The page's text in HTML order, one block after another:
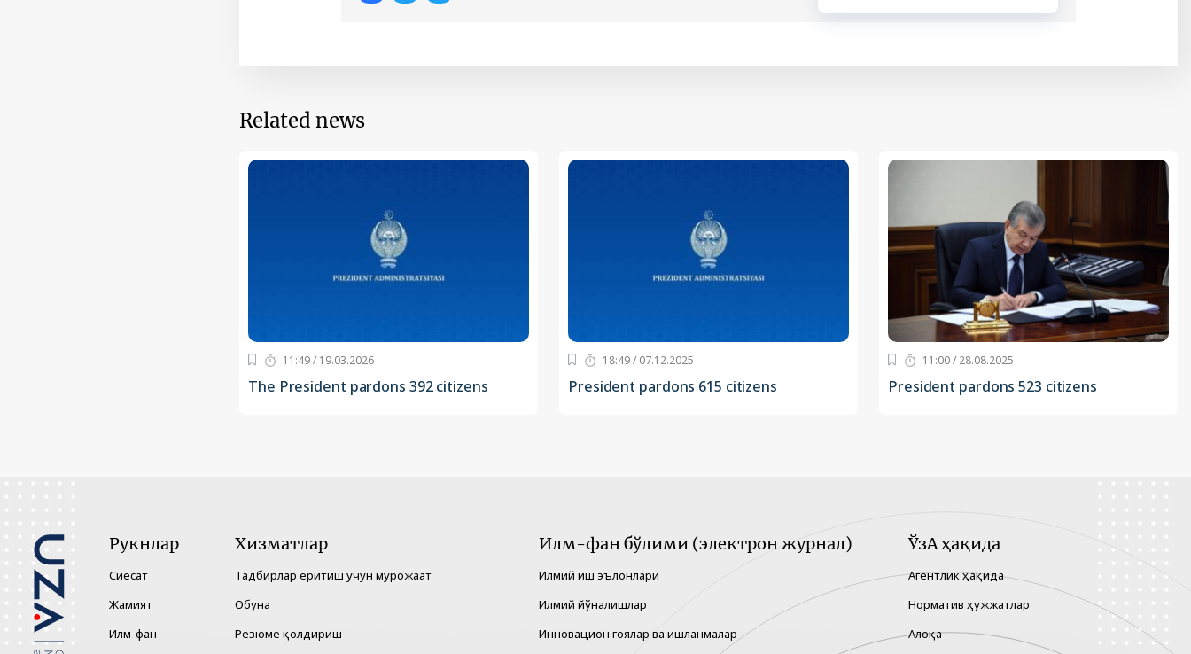
Related news
11:49 / 19.03.2026
The President pardons 392 citizens
18:49 / 07.12.2025
President pardons 615 citizens
11:00 / 28.08.2025
President pardons 523 citizens
Рукнлар
Сиёсат
Жамият
Илм-фан
Хизматлар
Тадбирлар ёритиш учун мурожаат
Обуна
Резюме қолдириш
Илм-фан бўлими (электрон журнал)
Илмий иш эълонлари
Илмий йўналишлар
Инновацион ғоялар ва ишланмалар
ЎзА ҳақида
Агентлик ҳақида
Норматив ҳужжатлар
Алоқа